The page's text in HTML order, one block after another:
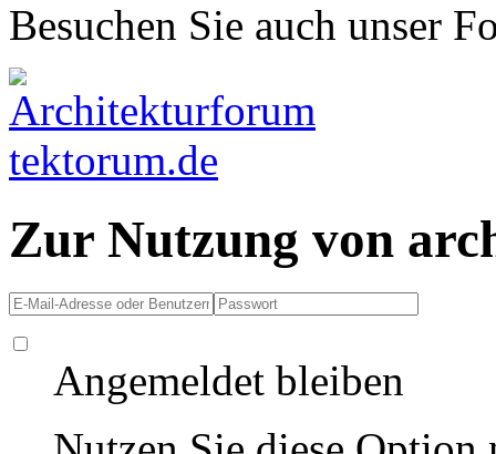
Besuchen Sie auch unser
Zur Nutzung von
Angemeldet bleiben